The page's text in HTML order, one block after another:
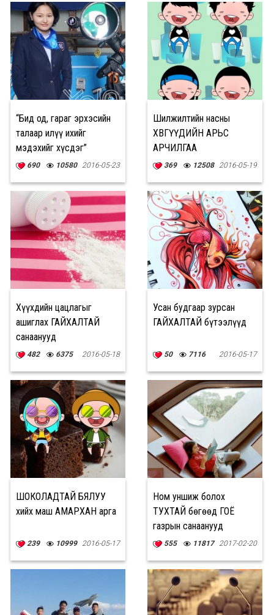
“Бид од, гараг эрхэсийн
талаар илүү ихийг
мэдэхийг хүсдэг”
690 10580 2016-05-23
Шилжилтийн насны
ХӨВГҮҮДИЙН АРЬС
АРЧИЛГАА
369 12508 2016-05-19
Хүүхдийн цацлагыг
ашиглах ГАЙХАЛТАЙ
санаанууд
482 6375 2016-05-18
Усан будгаар зурсан
ГАЙХАЛТАЙ бүтээлүүд
50 7116 2016-05-17
ШОКОЛАДТАЙ БЯЛУУ
хийх маш АМАРХАН арга
239 10999 2016-05-17
Ном уншиж болох
ТУХТАЙ бөгөөд ГОЁ
газрын санаанууд
555 11817 2017-02-20